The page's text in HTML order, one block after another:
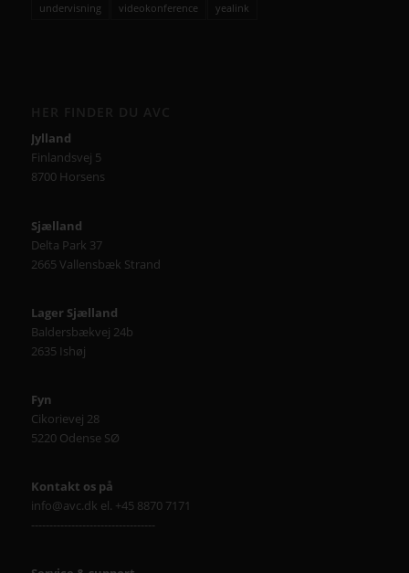
undervisning
videokonference yealink
Jylland
Finlandsvej 5
8700 Horsens
Sjælland
Delta Park 37
2665 Vallensbæk Strand
Lager Sjælland
Baldersbækvej 24b
2635 Ishøj
Fyn
Cikorievej 28
5220 Odense SØ
Kontakt os på
info@avc.dk el. +45 8870 7171
----------------------------------